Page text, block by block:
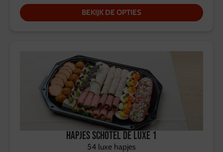
BEKIJK DE OPTIES
Hapjes schotel de Luxe 1
54 luxe hapjes